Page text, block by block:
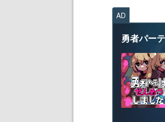
AD
勇者パー